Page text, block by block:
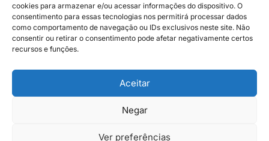
cookies para armazenar e/ou acessar informações do dispositivo. O
consentimento para essas tecnologias nos permitirá processar dados
como comportamento de navegação ou IDs exclusivos neste site. Não
consentir ou retirar o consentimento pode afetar negativamente certos
recursos e funções.
Aceitar
Negar
Ver preferências
Combos
Jeans Kits Masculino